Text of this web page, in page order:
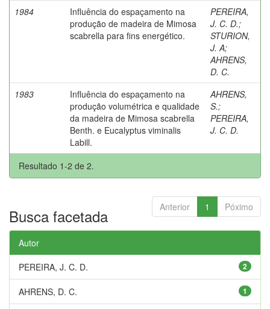
1984
Influência do espaçamento na
produção de madeira de Mimosa
scabrella para fins energético.
PEREIRA,
J. C. D.;
STURION,
J. A;
AHRENS,
D. C.
1983
Influência do espaçamento na
produção volumétrica e qualidade
da madeira de Mimosa scabrella
Benth. e Eucalyptus viminalis
Labill.
AHRENS,
S.;
PEREIRA,
J. C. D.
Resultado 1-2 de 2.
Anterior 1 Póximo
Busca facetada
Autor
2
PEREIRA, J. C. D.
1
AHRENS, D. C.